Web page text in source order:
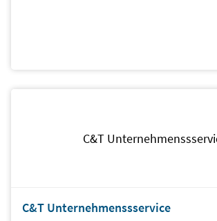
C&T
C&T Unternehmenssservice